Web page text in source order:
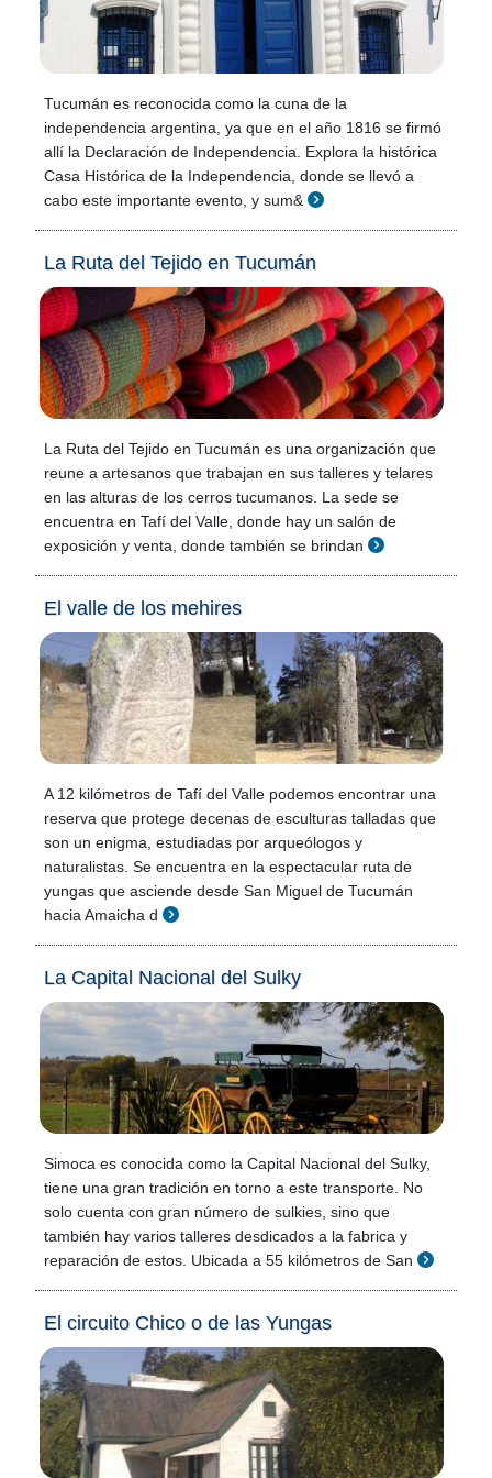
Tucumán es reconocida como la cuna de la
independencia argentina, ya que en el año 1816 se firmó
allí la Declaración de Independencia. Explora la histórica
Casa Histórica de la Independencia, donde se llevó a
cabo este importante evento, y sum&
La Ruta del Tejido en Tucumán
La Ruta del Tejido en Tucumán es una organización que
reune a artesanos que trabajan en sus talleres y telares
en las alturas de los cerros tucumanos. La sede se
encuentra en Tafí del Valle, donde hay un salón de
exposición y venta, donde también se brindan
El valle de los mehires
A 12 kilómetros de Tafí del Valle podemos encontrar una
reserva que protege decenas de esculturas talladas que
son un enigma, estudiadas por arqueólogos y
naturalistas. Se encuentra en la espectacular ruta de
yungas que asciende desde San Miguel de Tucumán
hacia Amaicha d
La Capital Nacional del Sulky
Simoca es conocida como la Capital Nacional del Sulky,
tiene una gran tradición en torno a este transporte. No
solo cuenta con gran número de sulkies, sino que
también hay varios talleres desdicados a la fabrica y
reparación de estos. Ubicada a 55 kilómetros de San
El circuito Chico o de las Yungas